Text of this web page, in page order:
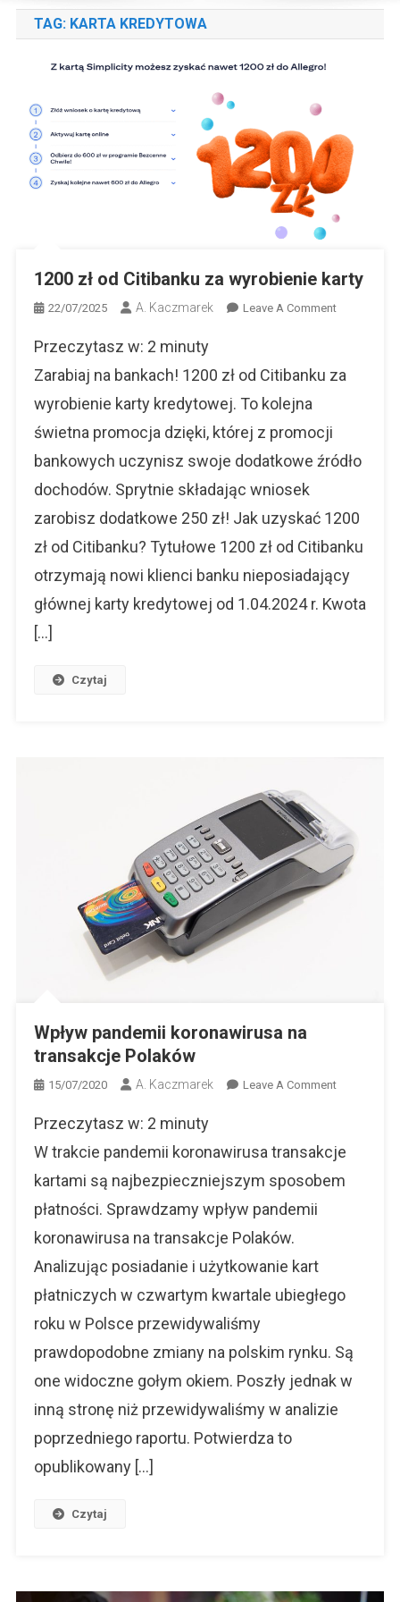
TAG: KARTA KREDYTOWA
1200 zł od Citibanku za wyrobienie karty
22/07/2025 A. Kaczmarek Leave A CommentOn
Od
Karty
Przeczytasz w: 2 minuty
Zarabiaj na bankach! 1200 zł od Citibanku za
wyrobienie karty kredytowej. To kolejna
świetna promocja dzięki, której z promocji
bankowych uczynisz swoje dodatkowe źródło
dochodów. Sprytnie składając wniosek
zarobisz dodatkowe 250 zł! Jak uzyskać 1200
zł od Citibanku? Tytułowe 1200 zł od Citibanku
otrzymają nowi klienci banku nieposiadający
głównej karty kredytowej od 1.04.2024 r. Kwota
[…]
Czytaj
Wpływ pandemii koronawirusa na
transakcje Polaków
15/07/2020 A. Kaczmarek Leave A CommentOn
Transakcje
Przeczytasz w: 2 minuty
W trakcie pandemii koronawirusa transakcje
kartami są najbezpieczniejszym sposobem
płatności. Sprawdzamy wpływ pandemii
koronawirusa na transakcje Polaków.
Analizując posiadanie i użytkowanie kart
płatniczych w czwartym kwartale ubiegłego
roku w Polsce przewidywaliśmy
prawdopodobne zmiany na polskim rynku. Są
one widoczne gołym okiem. Poszły jednak w
inną stronę niż przewidywaliśmy w analizie
poprzedniego raportu. Potwierdza to
opublikowany […]
Czytaj